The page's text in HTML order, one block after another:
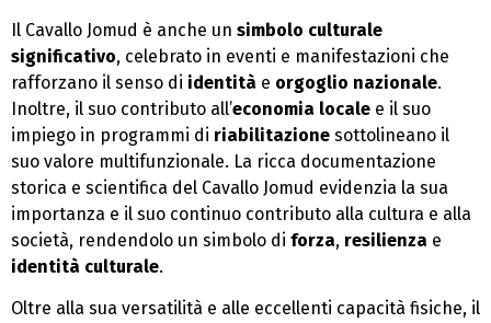
Il Cavallo Jomud è anche un simbolo culturale
significativo, celebrato in eventi e manifestazioni che
rafforzano il senso di identità e orgoglio nazionale.
Inoltre, il suo contributo all’economia locale e il suo
impiego in programmi di riabilitazione sottolineano il
suo valore multifunzionale. La ricca documentazione
storica e scientifica del Cavallo Jomud evidenzia la sua
importanza e il suo continuo contributo alla cultura e alla
società, rendendolo un simbolo di forza, resilienza e
identità culturale.
Oltre alla sua versatilità e alle eccellenti capacità fisiche, il